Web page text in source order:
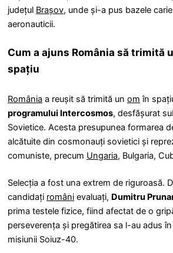
județul Brașov, unde și-a pus bazele
aeronauticii.
Cum a ajuns România să trimită
spațiu
România a reușit să trimită un om în
programului Intercosmos, desfășurat
Sovietice. Acesta presupunea formarea
alcătuite din cosmonauți sovietici și
comuniste, precum Ungaria, Bulgaria,
Selecția a fost una extrem de riguroasă.
candidați români evaluați, Dumitru
prima testele fizice, fiind afectat de o
perseverența și pregătirea sa l-au adus
misiunii Soiuz-40.